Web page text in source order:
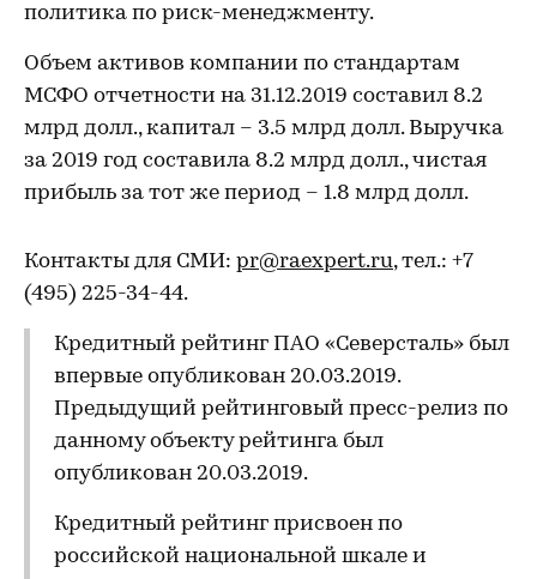
политика по риск-менеджменту.
Объем активов компании по стандартам
МСФО отчетности на 31.12.2019 составил 8.2
млрд долл., капитал – 3.5 млрд долл. Выручка
за 2019 год составила 8.2 млрд долл., чистая
прибыль за тот же период – 1.8 млрд долл.
Контакты для СМИ: pr@raexpert.ru, тел.: +7
(495) 225-34-44.
Кредитный рейтинг ПАО «Северсталь» был
впервые опубликован 20.03.2019.
Предыдущий рейтинговый пресс-релиз по
данному объекту рейтинга был
опубликован 20.03.2019.
Кредитный рейтинг присвоен по
российской национальной шкале и